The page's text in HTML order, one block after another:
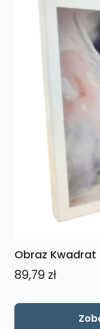
Obraz Kwadrat
89,79 zł